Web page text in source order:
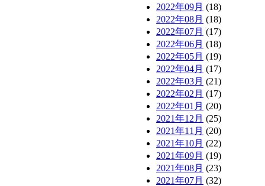
2022年09月 (18)
2022年08月 (18)
2022年07月 (17)
2022年06月 (18)
2022年05月 (19)
2022年04月 (17)
2022年03月 (21)
2022年02月 (17)
2022年01月 (20)
2021年12月 (25)
2021年11月 (20)
2021年10月 (22)
2021年09月 (19)
2021年08月 (23)
2021年07月 (32)